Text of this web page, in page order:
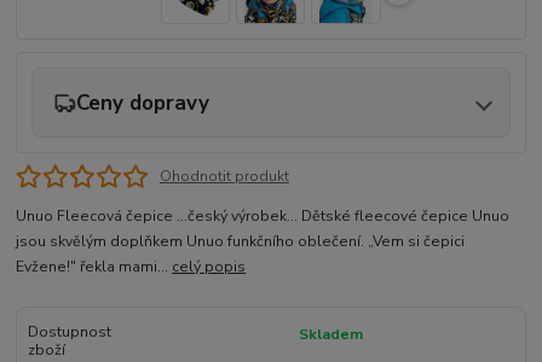
Ceny dopravy
Ohodnotit produkt
Unuo Fleecová čepice ...český výrobek... Dětské fleecové čepice Unuo
jsou skvělým doplňkem Unuo funkčního oblečení. „Vem si čepici
Evžene!" řekla mami... celý popis
Dostupnost
zboží
Skladem